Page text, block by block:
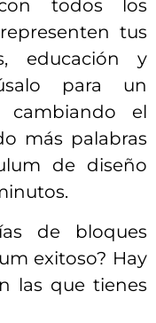
todos los
tus
educación y
para un
cambiando el
más palabras
de diseño
de bloques
exitoso? Hay
las que tienes